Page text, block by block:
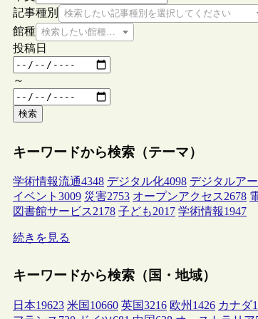
記事種別
検索したい記事種別を選択してください
館種 検索したい館種を選択してください
投稿日
～
検索
キーワードから検索（テーマ）
学術情報流通4348 デジタル化4098 デジタルア
イベント 3009 災害2753 オープンアクセス2678
図書館サービス2178 子ども2017 学術情報1947
続きを見る
キーワードから検索（国・地域）
日本19623 米国 10660 英国3216 欧州 1426 カナダ